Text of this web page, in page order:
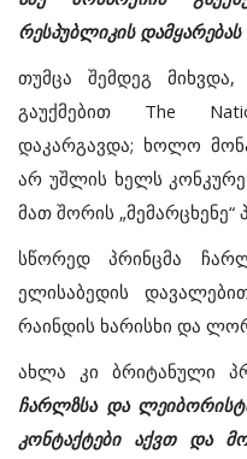
რესპუბლიკის დამყარებას
თუმცა
შემდეგ მიხვდა,
გაუქმებით The
დაკარგავდა; ხოლო
არ უშლის ხელს
მათ შორის „მემარცხენე“
სწორედ
პრინცმა
ელისაბედის
რაინდის ხარისხი და
ახლა
კი ბრიტანული
ჩარლზსა და
კონტაქტები აქვთ და